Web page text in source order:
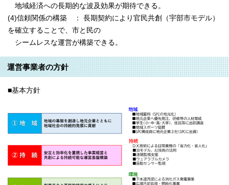
地域経済への長期的な波及効果が期待できる。
(4)信頼関係の構築 ： 長期契約により官民共創（宇部市モデル）
を確立することで、市と民の
シームレスな運営が構築できる。
運営事業者の方針
■基本方針